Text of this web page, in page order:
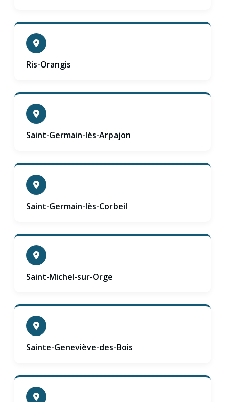
Ris-Orangis
Saint-Germain-lès-Arpajon
Saint-Germain-lès-Corbeil
Saint-Michel-sur-Orge
Sainte-Geneviève-des-Bois